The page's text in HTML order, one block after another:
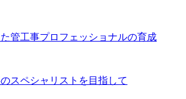
管工事プロフェッショナルの育成
スペシャリストを目指して